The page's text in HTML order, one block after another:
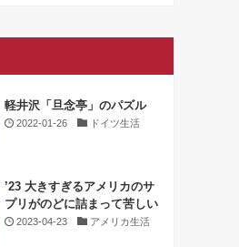
軽井沢「旦念亭」のパズル
2022-01-26 ドイツ生活
’23 大きすぎるアメリカのサ
プリがのどに詰まって苦しい
2023-04-23 アメリカ生活